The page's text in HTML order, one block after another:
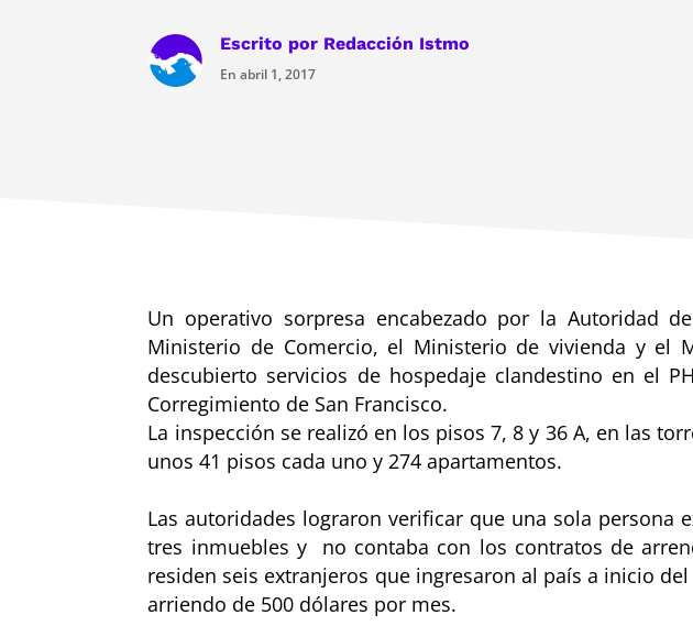
Escrito por Redacción Istmo
En abril 1, 2017
Un operativo sorpresa encabezado por la Autoridad
Ministerio de Comercio, el Ministerio de vivienda y el
descubierto servicios de hospedaje clandestino en el
Corregimiento de San Francisco.
La inspección se realizó en los pisos 7, 8 y 36 A, en las
unos 41 pisos cada uno y 274 apartamentos.
Las autoridades lograron verificar que una sola persona
tres inmuebles y no contaba con los contratos de
residen seis extranjeros que ingresaron al país a inicio
arriendo de 500 dólares por mes.